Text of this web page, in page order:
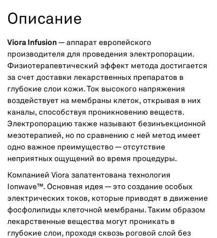
Описание
Viora Infusion — аппарат европейского
производителя для проведения электропорации.
Физиотерапевтический эффект метода достигается
за счет доставки лекарственных препаратов в
глубокие слои кожи. Ток высокого напряжения
воздействует на мембраны клеток, открывая в них
каналы, способствуя проникновению веществ.
Электропорацию также называют безинъекционной
мезотерапией, но по сравнению с ней метод имеет
одно важное преимущество — отсутствие
неприятных ощущений во время процедуры.
Компанией Viora запатентована технология
Ionwave™. Основная идея — это создание особых
электрических токов, которые приводят в движение
фосфолипиды клеточной мембраны. Таким образом
лекарственные вещества могут проникать в
глубокие слои, проходя сквозь роговой слой без